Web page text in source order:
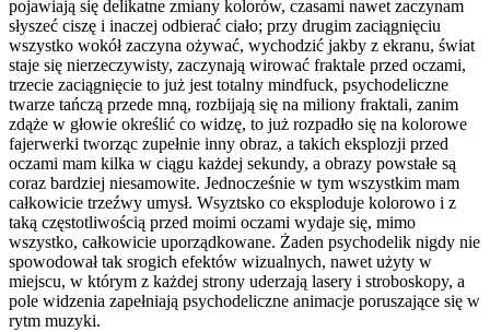
pojawiają się delikatne zmiany kolorów, czasami nawet zaczynam
słyszeć ciszę i inaczej odbierać ciało; przy drugim zaciągnięciu
wszystko wokół zaczyna ożywać, wychodzić jakby z ekranu, świat
staje się nierzeczywisty, zaczynają wirować fraktale przed oczami,
trzecie zaciągnięcie to już jest totalny mindfuck, psychodeliczne
twarze tańczą przede mną, rozbijają się na miliony fraktali, zanim
zdąże w głowie określić co widzę, to już rozpadło się na kolorowe
fajerwerki tworząc zupełnie inny obraz, a takich eksplozji przed
oczami mam kilka w ciągu każdej sekundy, a obrazy powstałe są
coraz bardziej niesamowite. Jednocześnie w tym wszystkim mam
całkowicie trzeźwy umysł. Wsyztsko co eksploduje kolorowo i z
taką częstotliwością przed moimi oczami wydaje się, mimo
wszystko, całkowicie uporządkowane. Żaden psychodelik nigdy nie
spowodował tak srogich efektów wizualnych, nawet użyty w
miejscu, w którym z każdej strony uderzają lasery i stroboskopy, a
pole widzenia zapełniają psychodeliczne animacje poruszające się w
rytm muzyki.